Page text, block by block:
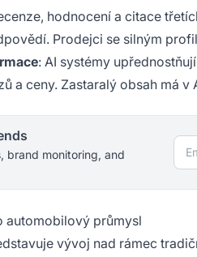
hodnocení a citace
Prodejci se silným
: AI systémy
a ceny. Zastaralý obsah má
brand monitoring, and
automobilový průmysl
vývoj nad rámec